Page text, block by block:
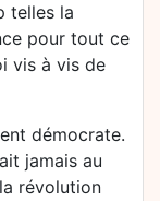
telles la
pour tout ce
vis à vis de
démocrate.
jamais au
révolution